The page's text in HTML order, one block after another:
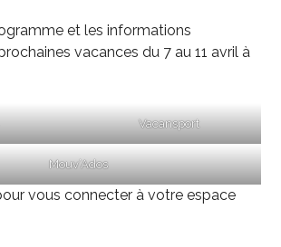
et les informations
vacances du 7 au 11 avril à
Vacansport
Mouv’Ados
vous connecter à votre espace